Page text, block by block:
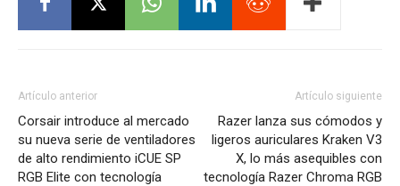
Artículo anterior
Corsair introduce al mercado
su nueva serie de ventiladores
de alto rendimiento iCUE SP
RGB Elite con tecnología
Artículo siguiente
Razer lanza sus cómodos y
ligeros auriculares Kraken V3
X, lo más asequibles con
tecnología Razer Chroma RGB